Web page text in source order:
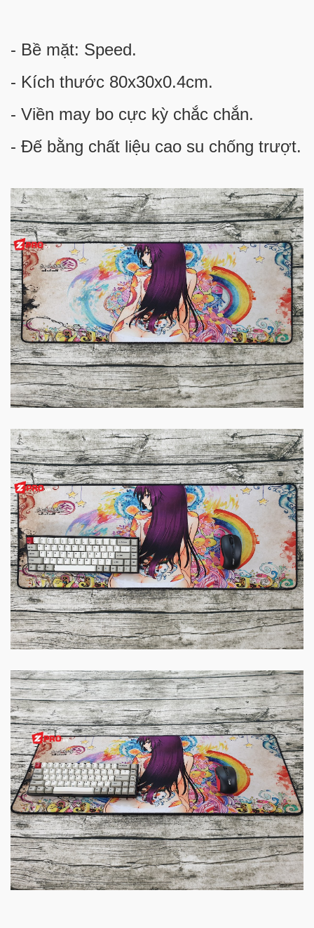
- Bề mặt: Speed.
- Kích thước 80x30x0.4cm.
- Viền may bo cực kỳ chắc chắn.
- Đế bằng chất liệu cao su chống trượt.